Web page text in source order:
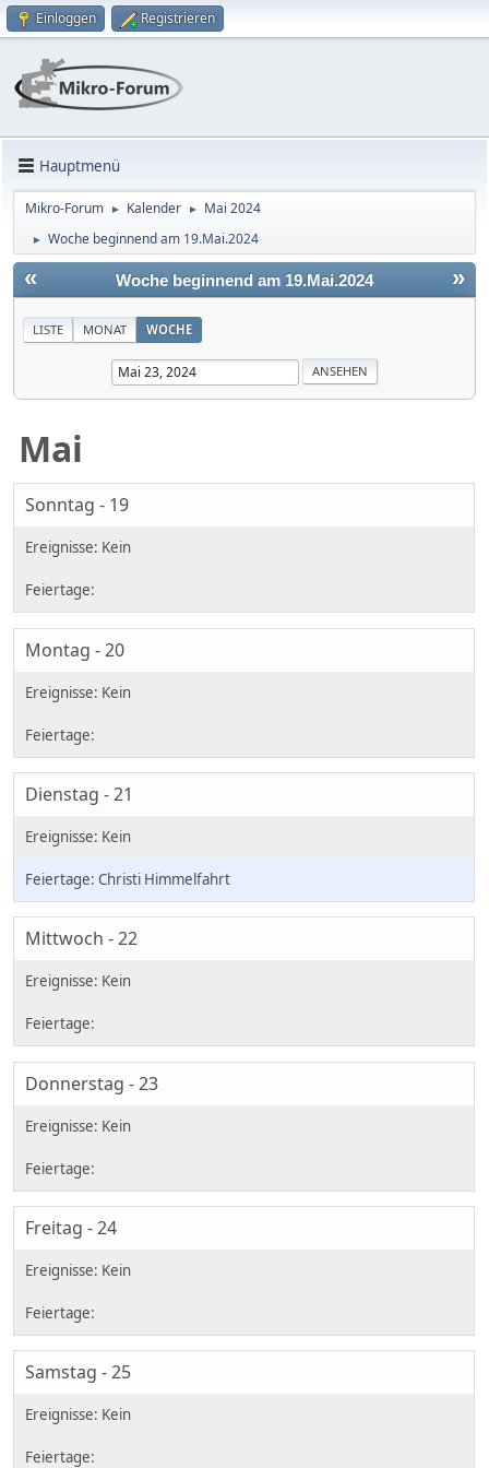
Einloggen Registrieren
Hauptmenü
Mikro-Forum ► Kalender ► Mai 2024
► Woche beginnend am 19.Mai.2024
« »
Woche beginnend am 19.Mai.2024
LISTE MONAT WOCHE
Mai
Sonntag - 19
Montag - 20
Dienstag - 21
Christi Himmelfahrt
Mittwoch - 22
Donnerstag - 23
Freitag - 24
Samstag - 25